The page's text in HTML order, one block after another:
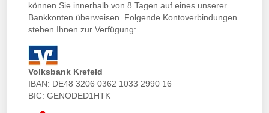
können Sie innerhalb von 8 Tagen auf eines unserer
Bankkonten überweisen. Folgende Kontoverbindungen
stehen Ihnen zur Verfügung:
Volksbank Krefeld
IBAN: DE48 3206 0362 1033 2990 16
BIC: GENODED1HTK